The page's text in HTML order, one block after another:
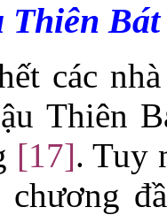
Thiên
các
Thiên
[17]. Tuy